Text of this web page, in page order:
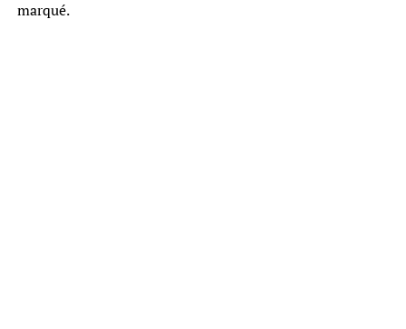
marqué.